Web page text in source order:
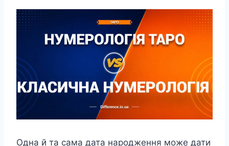
Одна й та сама дата народження може дати